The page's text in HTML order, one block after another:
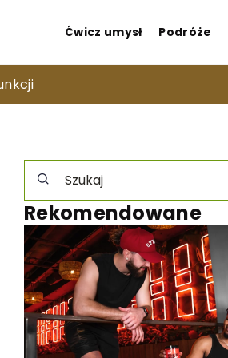
Ćwicz umysł Podróże
Rekomendowane